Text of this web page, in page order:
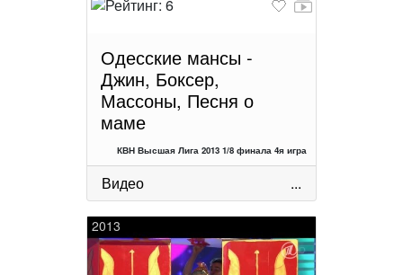
Одесские мансы -
Джин, Боксер,
Массоны, Песня о
маме
КВН Высшая Лига 2013 1/8 финала 4я игра
Видео ...
2013